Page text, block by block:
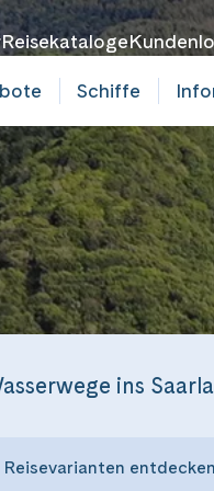
Reisekataloge
Schiffe
ins
entdecken